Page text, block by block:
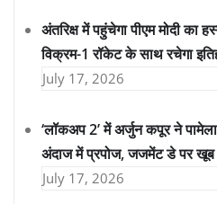
अंतरिक्ष में पहुंचेगा पीएम मोदी का
विक्रम-1 रॉकेट के साथ रचेगा
July 17, 2026
‘लॉकअप 2’ में अर्जुन कपूर ने
अंदाज में प्रपोज, जजमेंट डे पर खूब
July 17, 2026